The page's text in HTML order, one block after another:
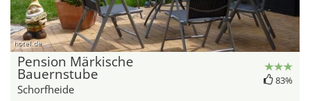
hotel.de
Pension Märkische
Bauernstube
Schorfheide
83%